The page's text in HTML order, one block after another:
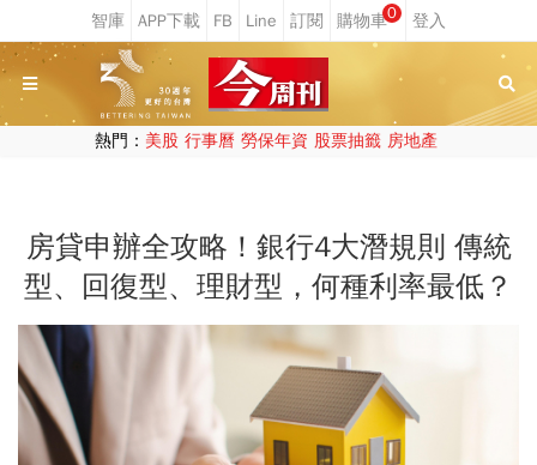
0
熱門： 美股 行事曆 勞保年資 股票抽籤 房地產
房貸申辦全攻略！銀行4大潛規則 傳統
型、回復型、理財型，何種利率最低？